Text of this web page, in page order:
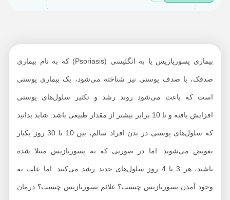
بیماری پسوریازیس یا به انگلیسی (Psoriasis) که به نام بیماری
صدفک، یا صدف پوستی نیز شناخته می‌شود، یک بیماری پوستی
است که باعث می‌شود روند رشد و تکثیر سلول‌های پوستی
افزایش یافته و تا 10 برابر بیشتر از مقدار طبیعی باشد. شاید بدانید
که سلول‌‌های پوستی در بدن افراد سالم، بین 10 تا 30 روز یکبار
تعویض می‌شوند. اما در صورتی که به پسوریازیس مبتلا شده
باشید، هر 3 یا 4 روز سلول‌های جدید رشد می‌کنند. اما علت به
وجود آمدن پسوریازیس چیست؟ علائم پسوریازیس چیست؟ درمان